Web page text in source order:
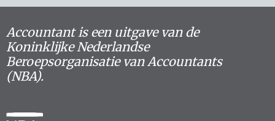
Accountant is een uitgave van de
Koninklijke Nederlandse
Beroepsorganisatie van Accountants
(NBA).